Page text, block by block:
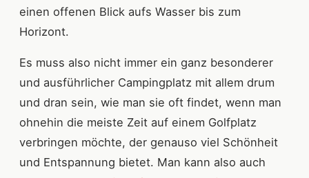
einen offenen Blick aufs Wasser bis zum
Horizont.
Es muss also nicht immer ein ganz besonderer
und ausführlicher Campingplatz mit allem drum
und dran sein, wie man sie oft findet, wenn man
ohnehin die meiste Zeit auf einem Golfplatz
verbringen möchte, der genauso viel Schönheit
und Entspannung bietet. Man kann also auch